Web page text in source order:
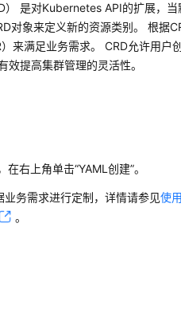
是对Kubernetes API的扩展，当
对象来定义新的资源类别。 根据
来满足业务需求。 CRD允许用户
效提高集群管理的灵活性。
在右上角单击“YAML创建”。
业务需求进行定制，详情请参见使用
。